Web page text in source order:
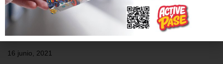
Metro de Quito y la importancia de garantizar
seguridad en su operación
16 junio, 2021